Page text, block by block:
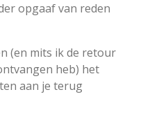
opgaaf van reden
(en mits ik de retour
heb) het
aan je terug